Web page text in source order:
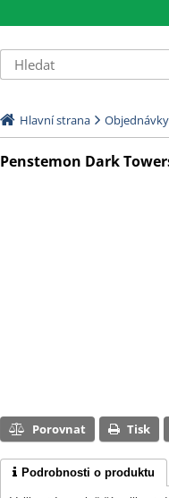
Hlavní strana
Penstemon Dark
Porovnat Tisk
Podrobnosti o produktu